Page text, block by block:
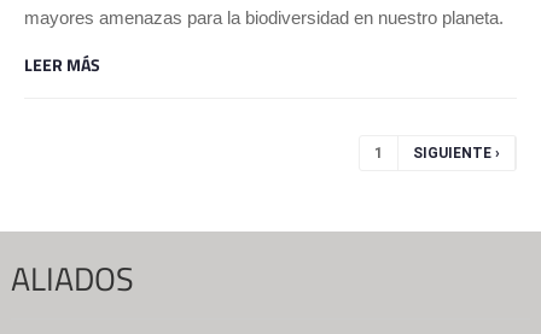
mayores amenazas para la biodiversidad en nuestro planeta.
LEER MÁS
1 SIGUIENTE ›
ALIADOS